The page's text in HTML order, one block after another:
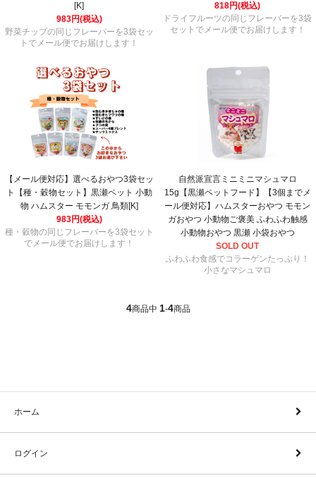
[K]
983円(税込)
野菜チップの同じフレーバーを3袋セッ
トでメール便でお届けします！
818円(税込)
ドライフルーツの同じフレーバーを3袋
セットでメール便でお届けします！
【メール便対応】選べるおやつ3袋セッ
ト【種・穀物セット】黒瀬ペット 小動
物 ハムスター モモンガ 鳥類[K]
983円(税込)
種・穀物の同じフレーバーを3袋セット
でメール便でお届けします！
自然派宣言ミニミニマシュマロ
15g【黒瀬ペットフード】【3個までメ
ール便対応】ハムスターおやつ モモン
ガおやつ 小動物ご褒美 ふわふわ触感
小動物おやつ 黒瀬 小袋おやつ
SOLD OUT
ふわふわ食感でコラーゲンたっぷり！
小さなマシュマロ
4商品中 1-4商品
ホーム
ログイン